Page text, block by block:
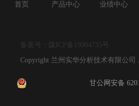
首页 产品中心 业绩中心
备案号：陇ICP备19004735号
Copyright 兰州实华分析技术有限公司
甘公网安备